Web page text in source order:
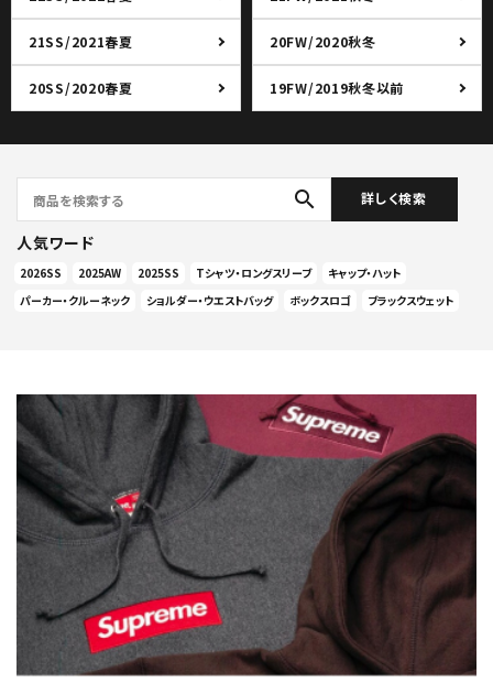
21SS/2021春夏 20FW/2020秋冬
20SS/2020春夏 19FW/2019秋冬以前
search 詳しく検索
人気ワード
2026SS 2025AW 2025SS Tシャツ・ロングスリーブ
キャップ・ハット
パーカー・クルーネック
ショルダー・ウエストバッグ ボックスロゴ ブラックスウェット